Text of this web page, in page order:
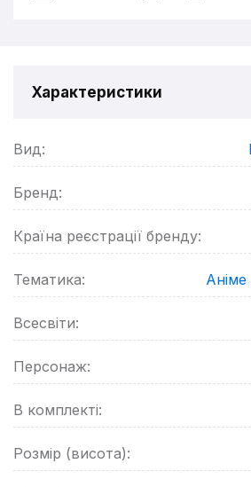
Характеристики
Вид:
Бренд:
Країна реєстрації бренду:
Тематика: Аніме
Всесвіти:
Персонаж:
В комплекті:
Розмір (висота):